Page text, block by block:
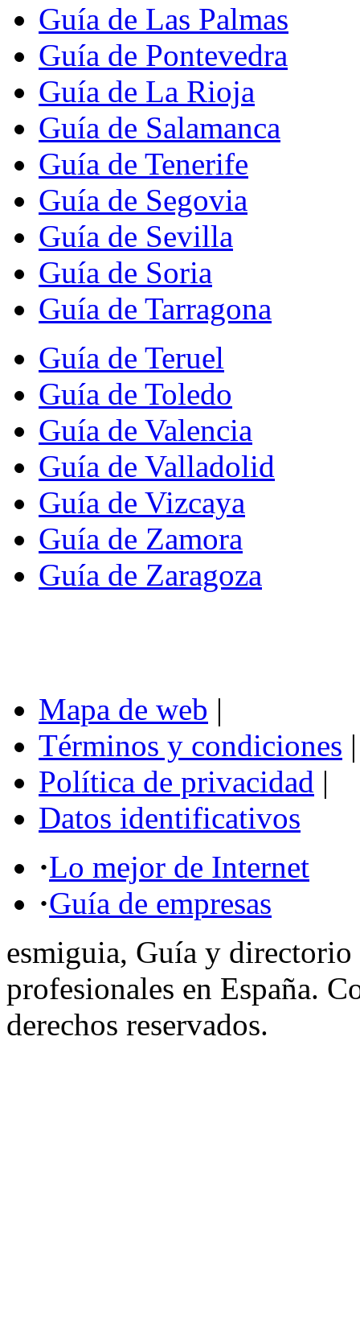
Guía de Las Palmas
Guía de Pontevedra
Guía de La Rioja
Guía de Salamanca
Guía de Tenerife
Guía de Segovia
Guía de Sevilla
Guía de Soria
Guía de Tarragona
Guía de Teruel
Guía de Toledo
Guía de Valencia
Guía de Valladolid
Guía de Vizcaya
Guía de Zamora
Guía de Zaragoza
Mapa de web |
Términos y condiciones |
Política de privacidad |
Datos identificativos
·Lo mejor de Internet
·Guía de empresas
esmiguia, Guía y directorio
profesionales en España.
derechos reservados.